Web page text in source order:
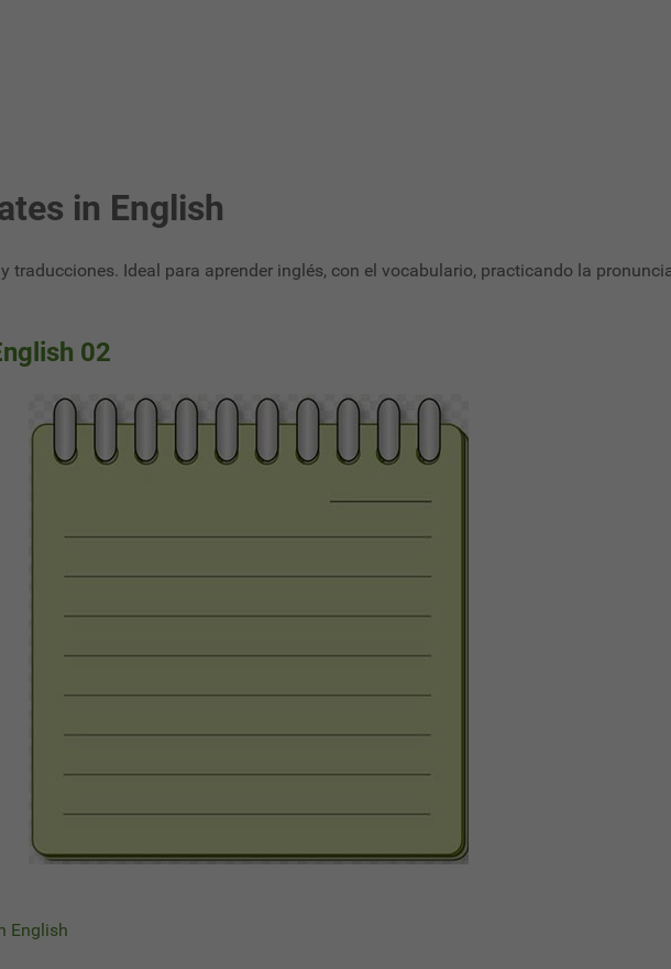
in English
traducciones. Ideal para aprender inglés, con el vocabulario, practicando la
02
English